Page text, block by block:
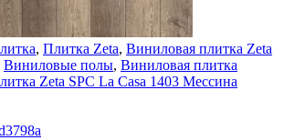
, Плитка Zeta, Виниловая плитка Zeta
Виниловые полы, Виниловая плитка
Zeta SPC La Casa 1403 Мессина